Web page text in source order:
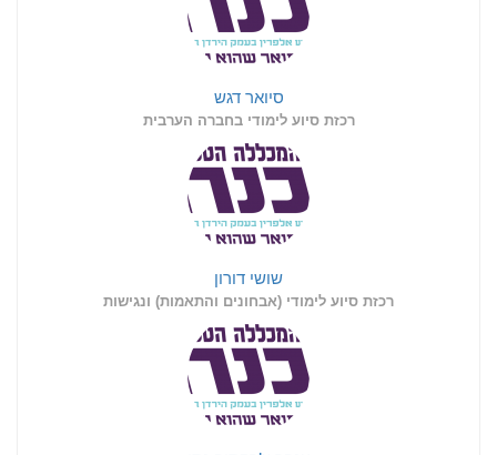
סיואר דגש
רכזת סיוע לימודי בחברה הערבית
שושי דורון
רכזת סיוע לימודי (אבחונים והתאמות) ונגישות